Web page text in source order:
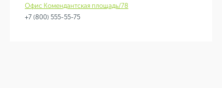
Офис Комендантская площадь/78
+7 (800) 555-55-75